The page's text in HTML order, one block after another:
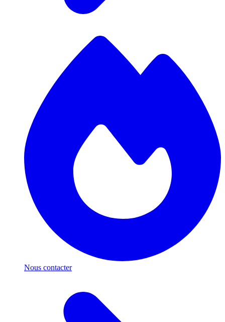
Nous contacter
Respect de votre vie privée
Nous utilisons des cookies pour améliorer votre expérience,
mesurer l'audience et personnaliser nos publicités. Certains sont